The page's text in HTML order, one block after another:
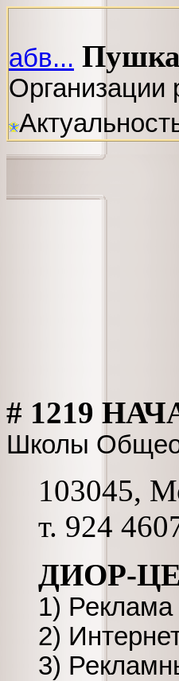
абв...
Организации
# 1219
Школы
103045,
т. 924
ДИОР-
1)
2)
3)